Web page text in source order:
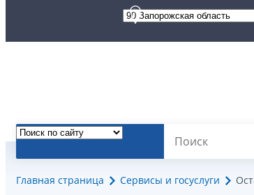
Главная страница Сервисы и госуслуги